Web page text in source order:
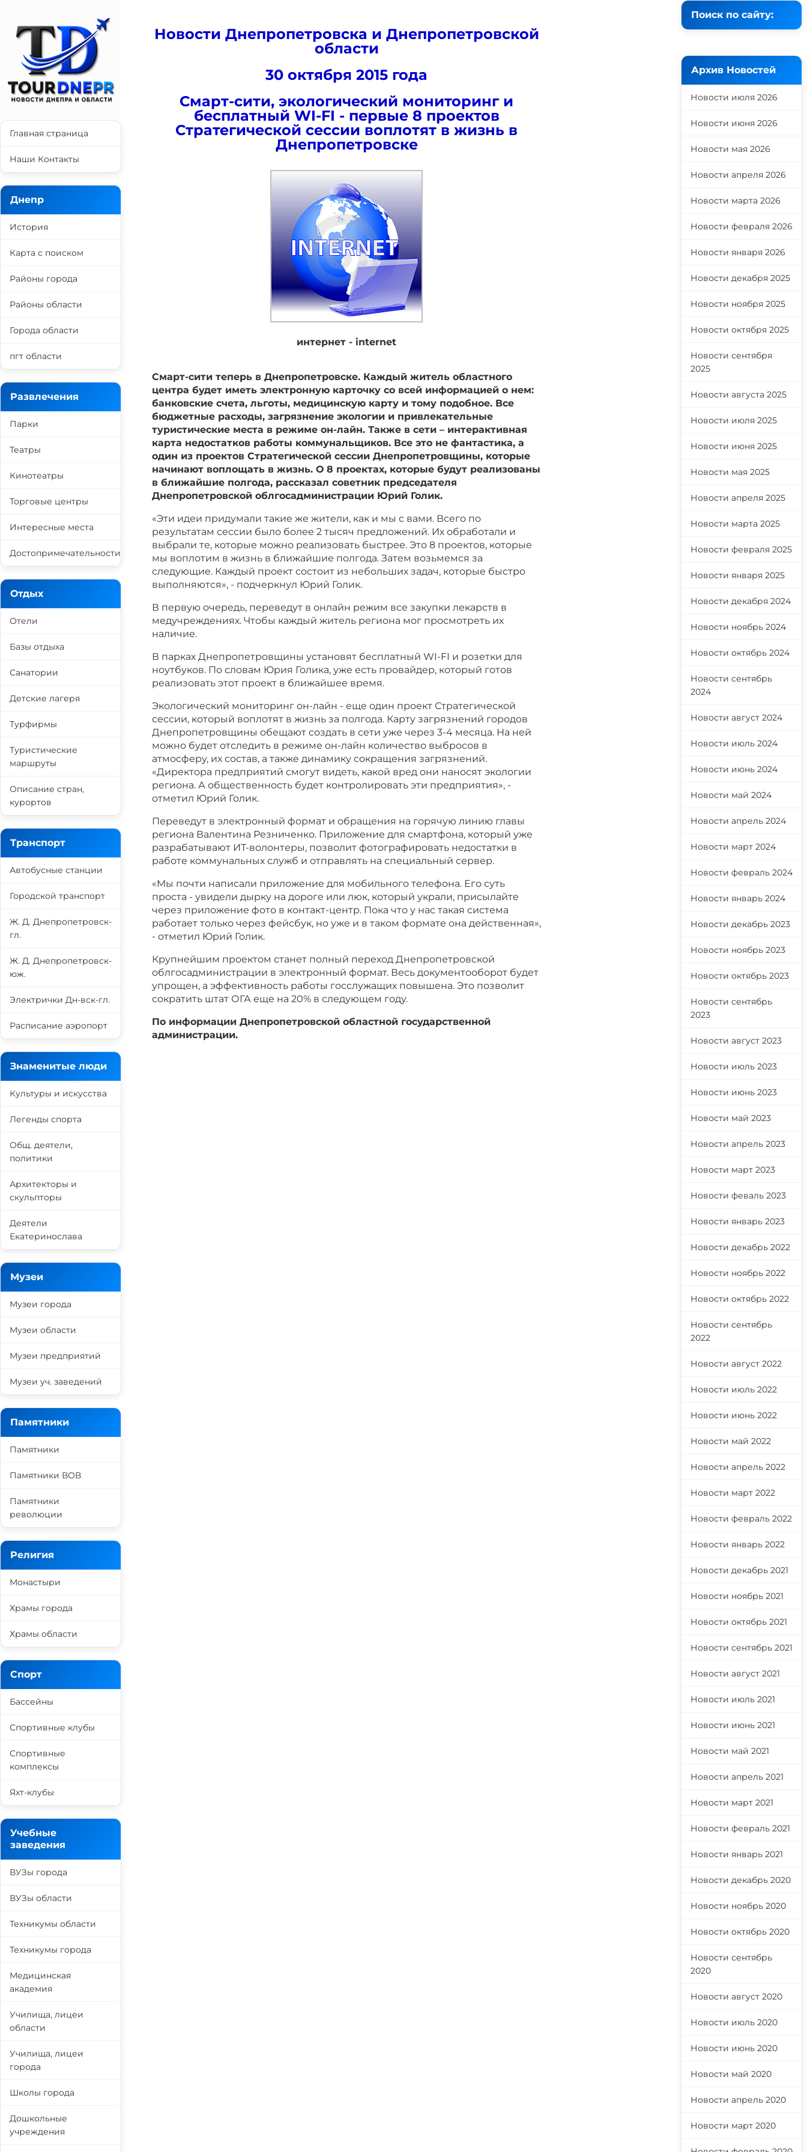
Новости Днепропетровска и Днепропетровской
области
30 октября 2015 года
Смарт-сити, экологический мониторинг и
бесплатный WI-FI - первые 8 проектов
Стратегической сессии воплотят в жизнь в
Днепропетровске
интернет - internet
Смарт-сити теперь в Днепропетровске. Каждый житель областного
центра будет иметь электронную карточку со всей информацией о нем:
банковские счета, льготы, медицинскую карту и тому подобное. Все
бюджетные расходы, загрязнение экологии и привлекательные
туристические места в режиме он-лайн. Также в сети – интерактивная
карта недостатков работы коммунальщиков. Все это не фантастика, а
один из проектов Стратегической сессии Днепропетровщины, которые
начинают воплощать в жизнь. О 8 проектах, которые будут реализованы
в ближайшие полгода, рассказал советник председателя
Днепропетровской облгосадминистрации Юрий Голик.
«Эти идеи придумали такие же жители, как и мы с вами. Всего по
результатам сессии было более 2 тысяч предложений. Их обработали и
выбрали те, которые можно реализовать быстрее. Это 8 проектов, которые
мы воплотим в жизнь в ближайшие полгода. Затем возьмемся за
следующие. Каждый проект состоит из небольших задач, которые быстро
выполняются», - подчеркнул Юрий Голик.
В первую очередь, переведут в онлайн режим все закупки лекарств в
медучреждениях. Чтобы каждый житель региона мог просмотреть их
наличие.
В парках Днепропетровщины установят бесплатный WI-FI и розетки для
ноутбуков. По словам Юрия Голика, уже есть провайдер, который готов
реализовать этот проект в ближайшее время.
Экологический мониторинг он-лайн - еще один проект Стратегической
сессии, который воплотят в жизнь за полгода. Карту загрязнений городов
Днепропетровщины обещают создать в сети уже через 3-4 месяца. На ней
можно будет отследить в режиме он-лайн количество выбросов в
атмосферу, их состав, а также динамику сокращения загрязнений.
«Директора предприятий смогут видеть, какой вред они наносят экологии
региона. А общественность будет контролировать эти предприятия», -
отметил Юрий Голик.
Переведут в электронный формат и обращения на горячую линию главы
региона Валентина Резниченко. Приложение для смартфона, который уже
разрабатывают ИТ-волонтеры, позволит фотографировать недостатки в
работе коммунальных служб и отправлять на специальный сервер.
«Мы почти написали приложение для мобильного телефона. Его суть
проста - увидели дырку на дороге или люк, который украли, присылайте
через приложение фото в контакт-центр. Пока что у нас такая система
работает только через фейсбук, но уже и в таком формате она действенная»,
- отметил Юрий Голик.
Крупнейшим проектом станет полный переход Днепропетровской
облгосадминистрации в электронный формат. Весь документооборот будет
упрощен, а эффективность работы госслужащих повышена. Это позволит
сократить штат ОГА еще на 20% в следующем году.
По информации Днепропетровской областной государственной
администрации.
Главная страница
Наши Контакты
Днепр
История
Карта с поиском
Районы города
Районы области
Города области
пгт области
Развлечения
Парки
Театры
Кинотеатры
Торговые центры
Интересные места
Достопримечательности
Отдых
Отели
Базы отдыха
Санатории
Детские лагеря
Турфирмы
Туристические
маршруты
Описание стран,
курортов
Транспорт
Автобусные станции
Городской транспорт
Ж. Д. Днепропетровск-
гл.
Ж. Д. Днепропетровск-
юж.
Электрички Дн-вск-гл.
Расписание аэропорт
Знаменитые люди
Культуры и искусства
Легенды спорта
Общ. деятели,
политики
Архитекторы и
скульпторы
Деятели
Екатеринослава
Музеи
Музеи города
Музеи области
Музеи предприятий
Музеи уч. заведений
Памятники
Памятники
Памятники ВОВ
Памятники
революции
Религия
Монастыри
Храмы города
Храмы области
Спорт
Бассейны
Спортивные клубы
Спортивные
комплексы
Яхт-клубы
Учебные
заведения
ВУЗы города
ВУЗы области
Техникумы области
Техникумы города
Медицинская
академия
Училища, лицеи
области
Училища, лицеи
города
Школы города
Дошкольные
учреждения
Поиск по сайту:
Архив Новостей
Новости июля 2026
Новости июня 2026
Новости мая 2026
Новости апреля 2026
Новости марта 2026
Новости февраля 2026
Новости января 2026
Новости декабря 2025
Новости ноября 2025
Новости октября 2025
Новости сентября
2025
Новости августа 2025
Новости июля 2025
Новости июня 2025
Новости мая 2025
Новости апреля 2025
Новости марта 2025
Новости февраля 2025
Новости января 2025
Новости декабря 2024
Новости ноябрь 2024
Новости октябрь 2024
Новости сентябрь
2024
Новости август 2024
Новости июль 2024
Новости июнь 2024
Новости май 2024
Новости апрель 2024
Новости март 2024
Новости февраль 2024
Новости январь 2024
Новости декабрь 2023
Новости ноябрь 2023
Новости октябрь 2023
Новости сентябрь
2023
Новости август 2023
Новости июль 2023
Новости июнь 2023
Новости май 2023
Новости апрель 2023
Новости март 2023
Новости феваль 2023
Новости январь 2023
Новости декабрь 2022
Новости ноябрь 2022
Новости октябрь 2022
Новости сентябрь
2022
Новости август 2022
Новости июль 2022
Новости июнь 2022
Новости май 2022
Новости апрель 2022
Новости март 2022
Новости февраль 2022
Новости январь 2022
Новости декабрь 2021
Новости ноябрь 2021
Новости октябрь 2021
Новости сентябрь 2021
Новости август 2021
Новости июль 2021
Новости июнь 2021
Новости май 2021
Новости апрель 2021
Новости март 2021
Новости февраль 2021
Новости январь 2021
Новости декабрь 2020
Новости ноябрь 2020
Новости октябрь 2020
Новости сентябрь
2020
Новости август 2020
Новости июль 2020
Новости июнь 2020
Новости май 2020
Новости апрель 2020
Новости март 2020